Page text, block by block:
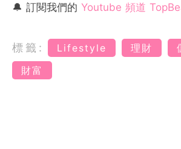
🔔 訂閱我們的 Youtube 頻道
標籤: Lifestyle 理財
財富